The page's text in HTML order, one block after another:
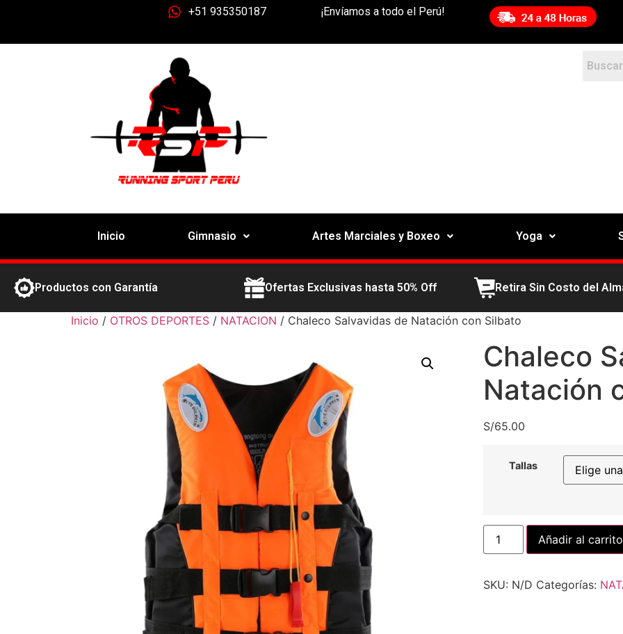
+51 935350187 ¡Envíamos a todo el Perú!
Inicio Gimnasio Artes Marciales y Boxeo Yoga
Productos con Garantía Ofertas Exclusivas hasta 50% Off Retira Sin Costo del
Inicio / OTROS DEPORTES / NATACION / Chaleco Salvavidas de Natación con Silbato
Chaleco
Natación
S/65.00
Tallas
Añadir al carrito
SKU: N/D Categorías: